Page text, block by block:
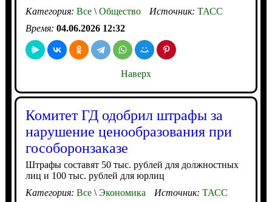
Категория: Все\Общество Источник: ТАСС
Время: 04.06.2026 12:32
Наверх
Комитет ГД одобрил штрафы за
нарушение ценообразования при
гособоронзаказе
Штрафы составят 50 тыс. рублей для должностных
лиц и 100 тыс. рублей для юрлиц
Категория: Все\Экономика Источник: ТАСС